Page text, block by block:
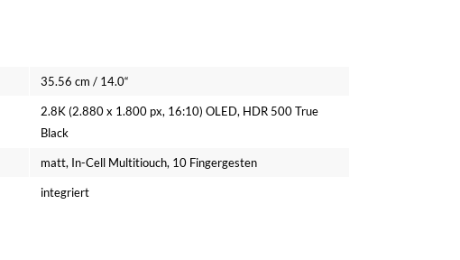
35.56 cm / 14.0“
2.8K (2.880 x 1.800 px, 16:10) OLED, HDR 500 True
Black
matt, In-Cell Multitiouch, 10 Fingergesten
integriert